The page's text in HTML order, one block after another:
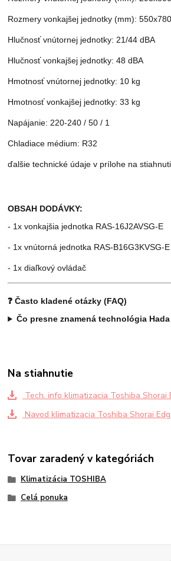
Rozmery vonkajšej jednotky (mm):
Hlučnosť vnútornej jednotky: 21/44 dBA
Hlučnosť vonkajšej jednotky: 48 dBA
Hmotnosť vnútornej jednotky: 10 kg
Hmotnosť vonkajšej jednotky: 33 kg
Napájanie: 220-240 / 50 / 1
Chladiace médium: R32
ďalšie technické údaje v prílohe na
OBSAH DODÁVKY:
- 1x vonkajšia jednotka RAS-16J2AVSG-E
- 1x vnútorná jednotka RAS-B16G3KVSG-E
- 1x diaľkový ovládač
❓ Často kladené otázky (FAQ)
Čo presne znamená technológia
Na stiahnutie
Tech. info klimatizacia Toshiba Shorai
Navod klimatizacia Toshiba Shorai
Tovar zaradený v kategóriách
Klimatizácia TOSHIBA
Celá ponuka